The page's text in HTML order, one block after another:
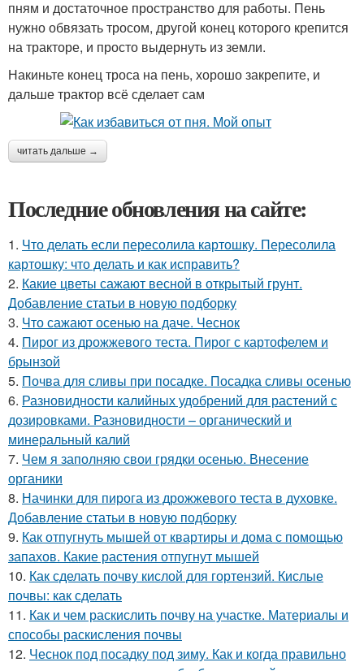
пням и достаточное пространство для работы. Пень
нужно обвязать тросом, другой конец которого крепится
на тракторе, и просто выдернуть из земли.
Накиньте конец троса на пень, хорошо закрепите, и
дальше трактор всё сделает сам
читать дальше →
Последние обновления на сайте:
1. Что делать если пересолила картошку. Пересолила
картошку: что делать и как исправить?
2. Какие цветы сажают весной в открытый грунт.
Добавление статьи в новую подборку
3. Что сажают осенью на даче. Чеснок
4. Пирог из дрожжевого теста. Пирог с картофелем и
брынзой
5. Почва для сливы при посадке. Посадка сливы осенью
6. Разновидности калийных удобрений для растений с
дозировками. Разновидности – органический и
минеральный калий
7. Чем я заполняю свои грядки осенью. Внесение
органики
8. Начинки для пирога из дрожжевого теста в духовке.
Добавление статьи в новую подборку
9. Как отпугнуть мышей от квартиры и дома с помощью
запахов. Какие растения отпугнут мышей
10. Как сделать почву кислой для гортензий. Кислые
почвы: как сделать
11. Как и чем раскислить почву на участке. Материалы и
способы раскисления почвы
12. Чеснок под посадку под зиму. Как и когда правильно